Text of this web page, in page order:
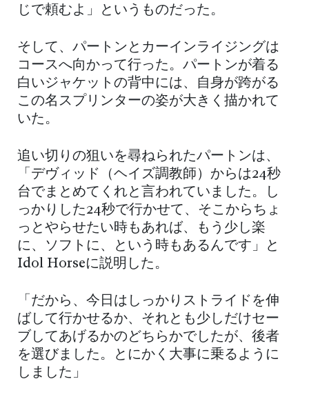
じで頼むよ」というものだった。
そして、パートンとカーインライジングは
コースへ向かって行った。パートンが着る
白いジャケットの背中には、自身が跨がる
この名スプリンターの姿が大きく描かれて
いた。
追い切りの狙いを尋ねられたパートンは、
「デヴィッド（ヘイズ調教師）からは24秒
台でまとめてくれと言われていました。し
っかりした24秒で行かせて、そこからちょ
っとやらせたい時もあれば、もう少し楽
に、ソフトに、という時もあるんです」と
Idol Horseに説明した。
「だから、今日はしっかりストライドを伸
ばして行かせるか、それとも少しだけセー
ブしてあげるかのどちらかでしたが、後者
を選びました。とにかく大事に乗るように
しました」